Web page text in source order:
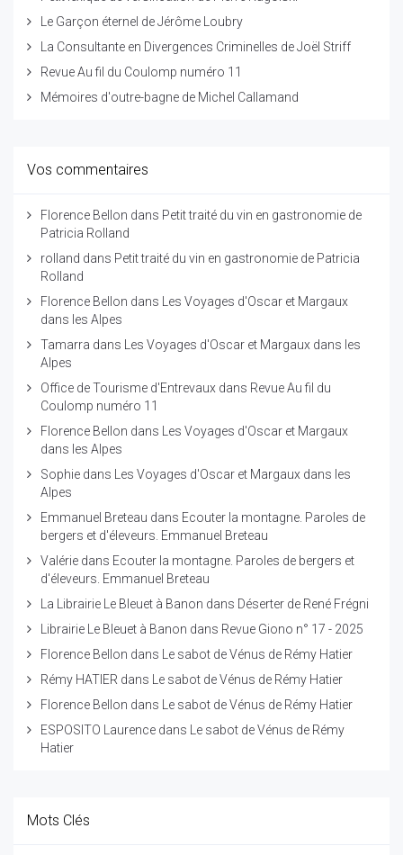
Le Garçon éternel de Jérôme Loubry
La Consultante en Divergences Criminelles de Joël Striff
Revue Au fil du Coulomp numéro 11
Mémoires d'outre-bagne de Michel Callamand
Vos commentaires
Florence Bellon dans Petit traité du vin en gastronomie de
Patricia Rolland
rolland dans Petit traité du vin en gastronomie de Patricia
Rolland
Florence Bellon dans Les Voyages d'Oscar et Margaux
dans les Alpes
Tamarra dans Les Voyages d'Oscar et Margaux dans les
Alpes
Office de Tourisme d'Entrevaux dans Revue Au fil du
Coulomp numéro 11
Florence Bellon dans Les Voyages d'Oscar et Margaux
dans les Alpes
Sophie dans Les Voyages d'Oscar et Margaux dans les
Alpes
Emmanuel Breteau dans Ecouter la montagne. Paroles de
bergers et d'éleveurs. Emmanuel Breteau
Valérie dans Ecouter la montagne. Paroles de bergers et
d'éleveurs. Emmanuel Breteau
La Librairie Le Bleuet à Banon dans Déserter de René Frégni
Librairie Le Bleuet à Banon dans Revue Giono n° 17 - 2025
Florence Bellon dans Le sabot de Vénus de Rémy Hatier
Rémy HATIER dans Le sabot de Vénus de Rémy Hatier
Florence Bellon dans Le sabot de Vénus de Rémy Hatier
ESPOSITO Laurence dans Le sabot de Vénus de Rémy
Hatier
Mots Clés